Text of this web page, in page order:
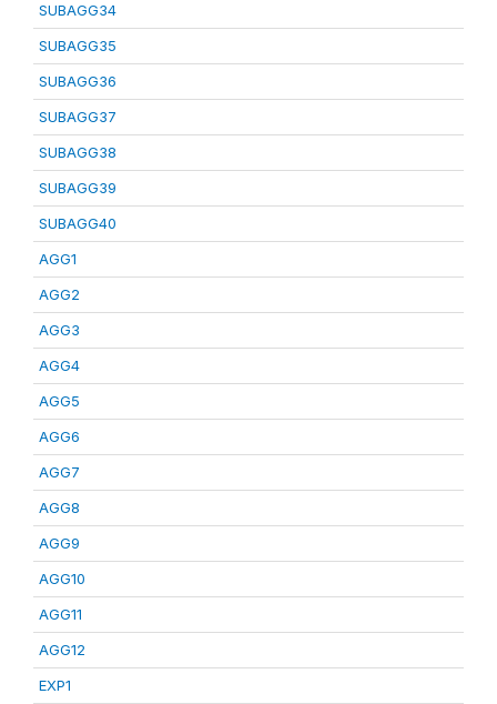
SUBAGG34
SUBAGG35
SUBAGG36
SUBAGG37
SUBAGG38
SUBAGG39
SUBAGG40
AGG1
AGG2
AGG3
AGG4
AGG5
AGG6
AGG7
AGG8
AGG9
AGG10
AGG11
AGG12
EXP1